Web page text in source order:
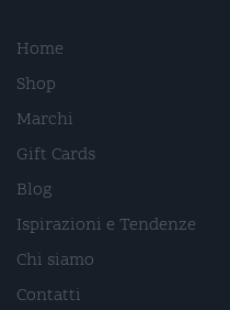
Home
Shop
Marchi
Gift Cards
Blog
Ispirazioni e Tendenze
Chi siamo
Contatti